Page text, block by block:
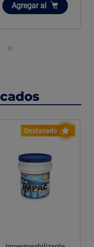
Agotado
Destacado
$5,696.29